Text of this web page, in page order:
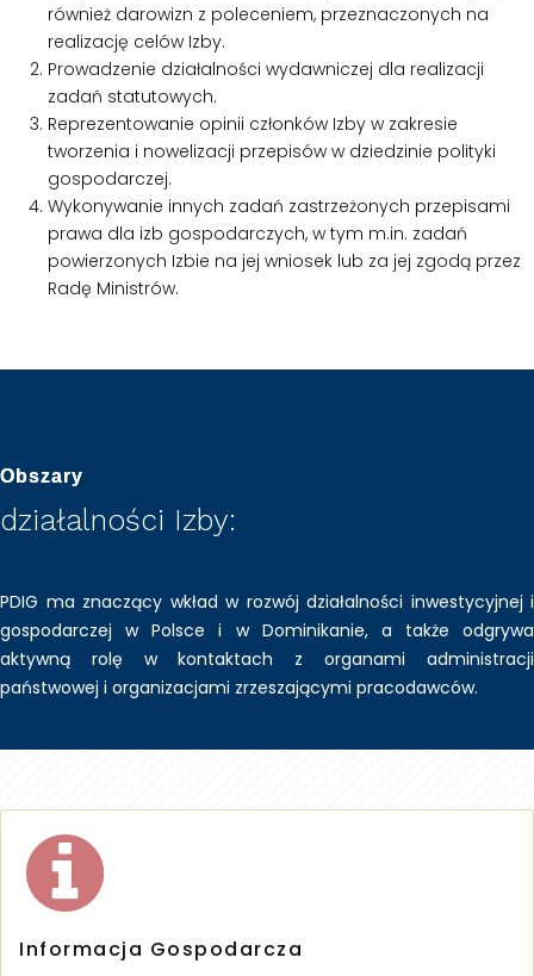
również darowizn z poleceniem, przeznaczonych na
realizację celów Izby.
Prowadzenie działalności wydawniczej dla realizacji
zadań statutowych.
Reprezentowanie opinii członków Izby w zakresie
tworzenia i nowelizacji przepisów w dziedzinie polityki
gospodarczej.
Wykonywanie innych zadań zastrzeżonych przepisami
prawa dla izb gospodarczych, w tym m.in. zadań
powierzonych Izbie na jej wniosek lub za jej zgodą przez
Radę Ministrów.
Obszary
działalności Izby:
PDIG ma znaczący wkład w rozwój działalności inwestycyjnej i
gospodarczej w Polsce i w Dominikanie, a także odgrywa
aktywną rolę w kontaktach z organami administracji
państwowej i organizacjami zrzeszającymi pracodawców.
Informacja Gospodarcza